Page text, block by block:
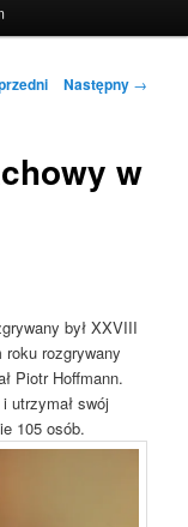
Następny →
w
był XXVIII
rozgrywany
Piotr Hoffmann.
utrzymał swój
105 osób.